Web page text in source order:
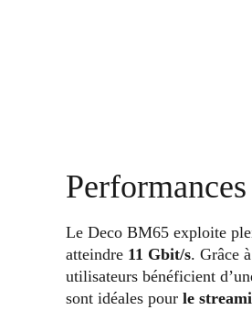
Le Deco BM65 exploite
atteindre 11 Gbit/s. Grâce
utilisateurs bénéficient
sont idéales pour le